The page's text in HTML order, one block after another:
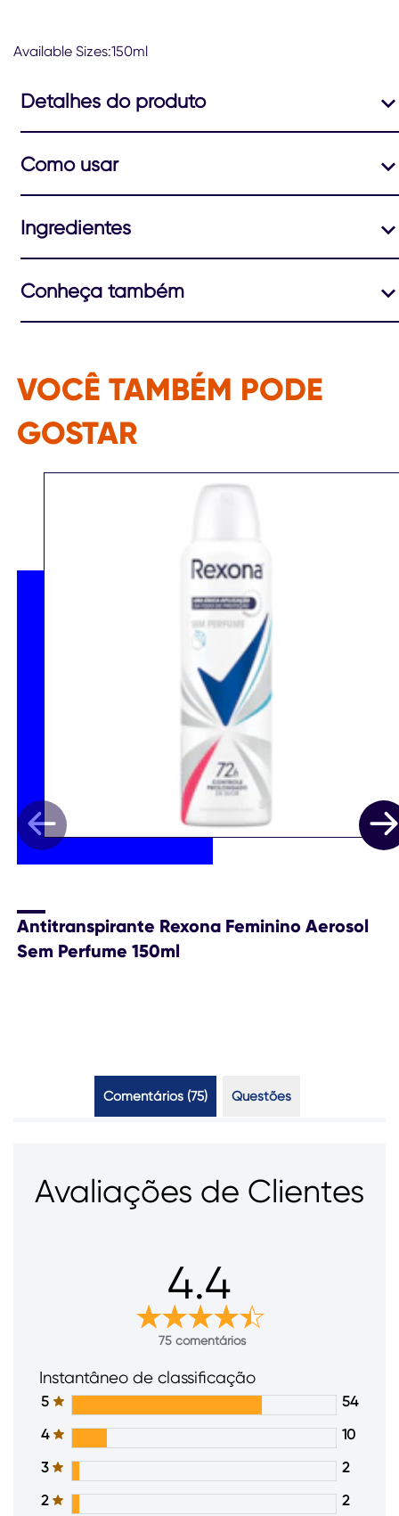
Available Sizes:150ml
Detalhes do produto
Como usar
Ingredientes
Conheça também
VOCÊ TAMBÉM PODE
GOSTAR
Antitranspirante Rexona Feminino Aerosol
Sem Perfume 150ml
Comentários (75) Questões (2)
Avaliações de Clientes
4.4
75 comentários
Instantâneo de classificação
5
54
4
10
3
2
2
2